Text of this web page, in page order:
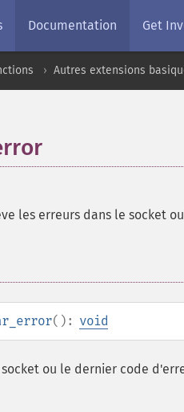
Documentation Get
Autres extensions
les erreurs dans le socket
(): void
ou le dernier code